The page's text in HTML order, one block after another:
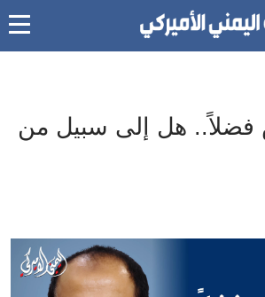
فضلاً.. هل إلى سبيل من